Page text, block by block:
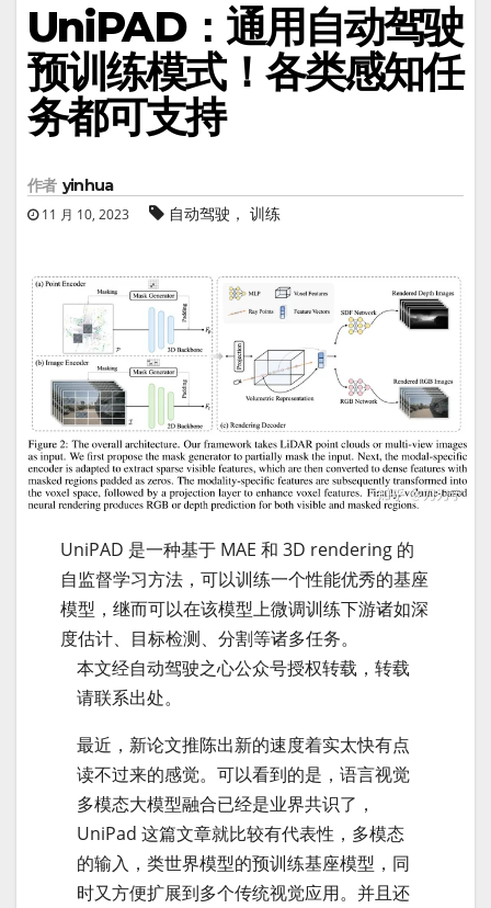
UniPAD：通用自动驾驶
预训练模式！各类感知任
务都可支持
作者 yinhua
11 月 10, 2023 自动驾驶， 训练
UniPAD 是一种基于 MAE 和 3D rendering 的
自监督学习方法，可以训练一个性能优秀的基座
模型，继而可以在该模型上微调训练下游诸如深
度估计、目标检测、分割等诸多任务。
本文经自动驾驶之心公众号授权转载，转载
请联系出处。
最近，新论文推陈出新的速度着实太快有点
读不过来的感觉。可以看到的是，语言视觉
多模态大模型融合已经是业界共识了，
UniPad 这篇文章就比较有代表性，多模态
的输入，类世界模型的预训练基座模型，同
时又方便扩展到多个传统视觉应用。并且还